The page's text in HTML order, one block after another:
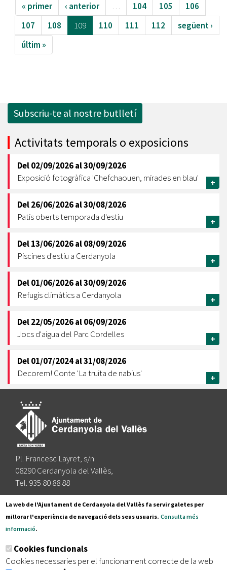
« primer ‹ anterior … 104 105
106
107
108 109 110 111 112
següent ›
últim »
Subscriu-te al nostre butlletí
Activitats temporals o exposicions
Del02/09/2026al30/09/2026
Exposició fotogràfica 'Chefchaouen, mirades en blau'
+
Del26/06/2026al30/08/2026
Patis oberts temporada d'estiu
+
Del13/06/2026al08/09/2026
Piscines d'estiu a Cerdanyola
+
Del01/06/2026al30/09/2026
Refugis climàtics a Cerdanyola
+
Del22/05/2026al06/09/2026
Jocs d'aigua del Parc Cordelles
+
Del01/07/2024al31/08/2026
Decorem! Conte 'La truita de nabius'
+
Pl. Francesc Layret, s/n
08290 Cerdanyola del Vallès,
Tel. 935 80 88 88
Segueix-nos a:
Subscriu-te al nostre butlletí
La web de l'Ajuntament de Cerdanyola del Vallès fa servir galetes per
millorar l'experiència de navegació dels seus usuaris. Consulta més
informació.
Cookies funcionals
Cookies necessaries per el funcionament correcte de la web